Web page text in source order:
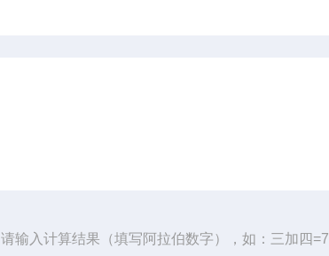
请输入计算结果（填写阿拉伯数字），如：三加四=7